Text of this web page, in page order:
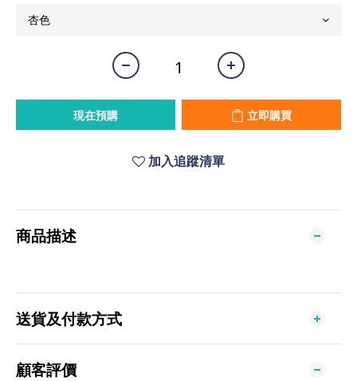
現在預購 立即購買
加入追蹤清單
商品描述
送貨及付款方式
顧客評價